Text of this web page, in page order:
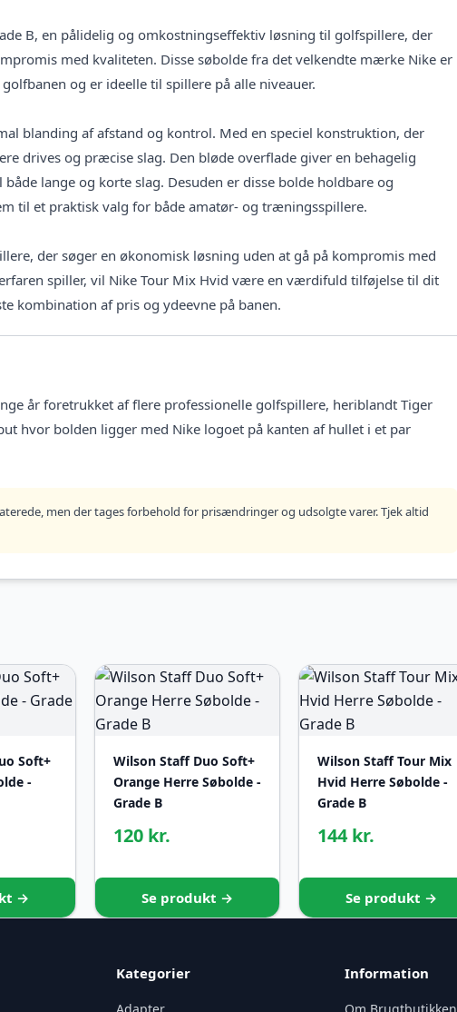
B, en pålidelig og omkostningseffektiv løsning til golfspillere, der
med kvaliteten. Disse søbolde fra det velkendte mærke Nike er
og er ideelle til spillere på alle niveauer.
blanding af afstand og kontrol. Med en speciel konstruktion, der
drives og præcise slag. Den bløde overflade giver en behagelig
lange og korte slag. Desuden er disse bolde holdbare og
til et praktisk valg for både amatør- og træningsspillere.
der søger en økonomisk løsning uden at gå på kompromis med
spiller, vil Nike Tour Mix Hvid være en værdifuld tilføjelse til dit
kombination af pris og ydeevne på banen.
år foretrukket af flere professionelle golfspillere, heriblandt Tiger
hvor bolden ligger med Nike logoet på kanten af hullet i et par
men der tages forbehold for prisændringer og udsolgte varer. Tjek altid
Soft+
-
→
Wilson Staff Duo Soft+
Orange Herre Søbolde -
Grade B
120 kr.
Se produkt →
Wilson Staff Tour Mix
Hvid Herre Søbolde -
Grade B
144 kr.
Se produkt →
Kategorier
Adapter
Information
Om Brugtbutikken